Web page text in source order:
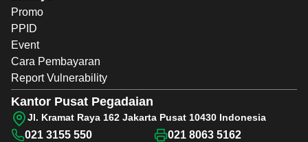
Promo
PPID
Event
Cara Pembayaran
Report Vulnerability
Kantor Pusat Pegadaian
Jl. Kramat Raya 162 Jakarta Pusat 10430 Indonesia
021 3155 550 021 8063 5162